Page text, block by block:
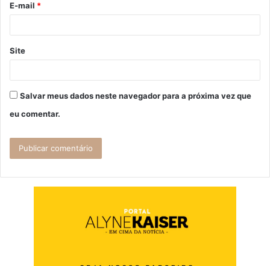
*
E-mail *
Site
Salvar meus dados neste navegador para a próxima vez que
eu comentar.